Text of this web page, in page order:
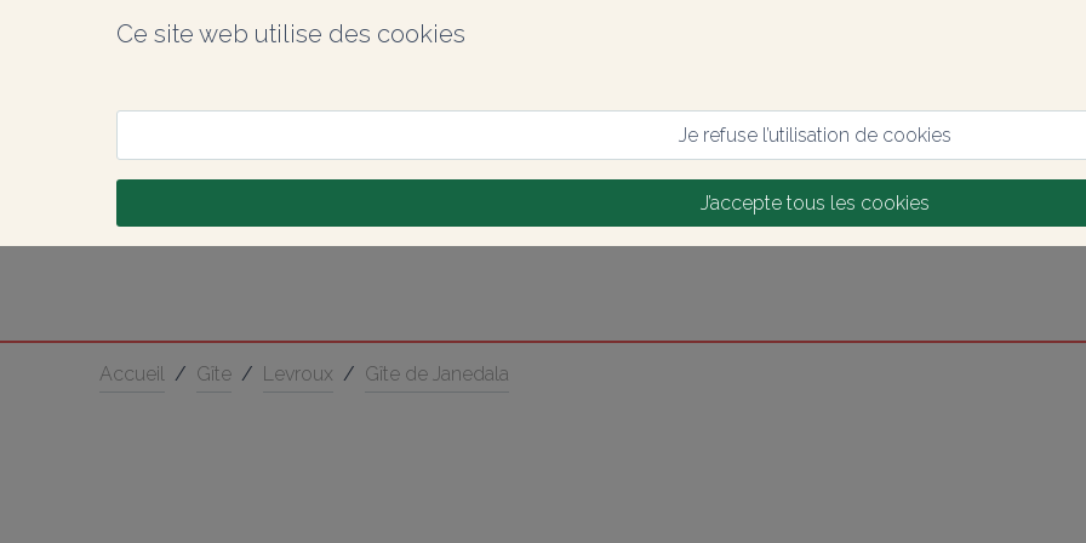
Ce site web utilise des cookies
Je refuse l’utilisation de cookies
J’accepte tous les cookies
Accueil / Gîte / Levroux / Gîte de Janedala